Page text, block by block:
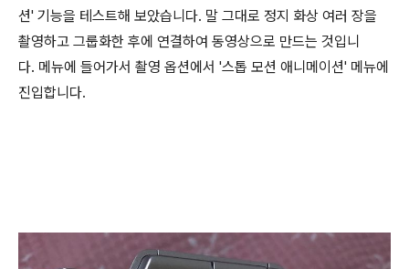
션' 기능을 테스트해 보았습니다. 말 그대로 정지 화상 여러 장을
촬영하고 그룹화한 후에 연결하여 동영상으로 만드는 것입니
다. 메뉴에 들어가서 촬영 옵션에서 '스톱 모션 애니메이션' 메뉴에
진입합니다.